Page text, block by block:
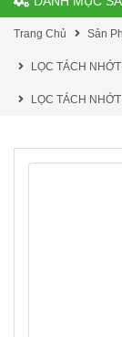
Trang Chủ Sản
LỌC TÁCH
LỌC TÁCH